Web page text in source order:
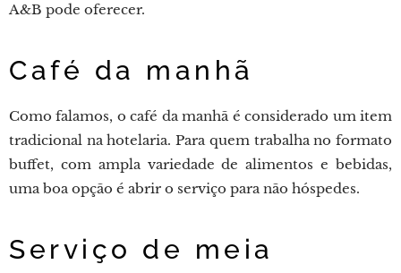
A&B pode oferecer.
Café da manhã
Como falamos, o café da manhã é considerado um item
tradicional na hotelaria. Para quem trabalha no formato
buffet, com ampla variedade de alimentos e bebidas,
uma boa opção é abrir o serviço para não hóspedes.
Serviço de meia